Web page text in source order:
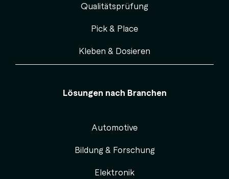
Qualitätsprüfung
Pick & Place
Kleben & Dosieren
Lösungen nach Branchen
Automotive
Bildung & Forschung
Elektronik